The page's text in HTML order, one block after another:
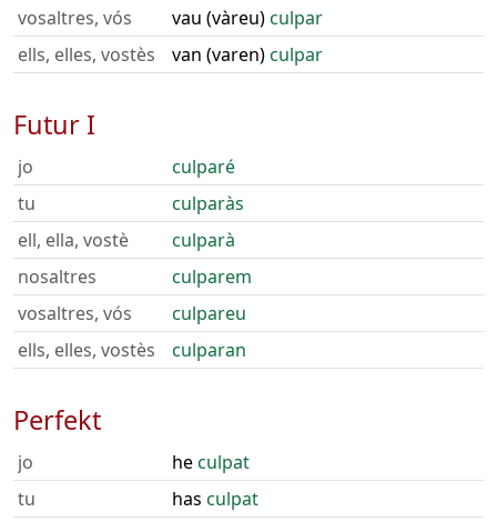
vosaltres, vós
vau (vàreu)culpar
ells, elles, vostès
van (varen)culpar
Futur I
jo
culparé
tu
culparàs
ell, ella, vostè
culparà
nosaltres
culparem
vosaltres, vós
culpareu
ells, elles, vostès
culparan
Perfekt
jo heculpat
tu
has culpat